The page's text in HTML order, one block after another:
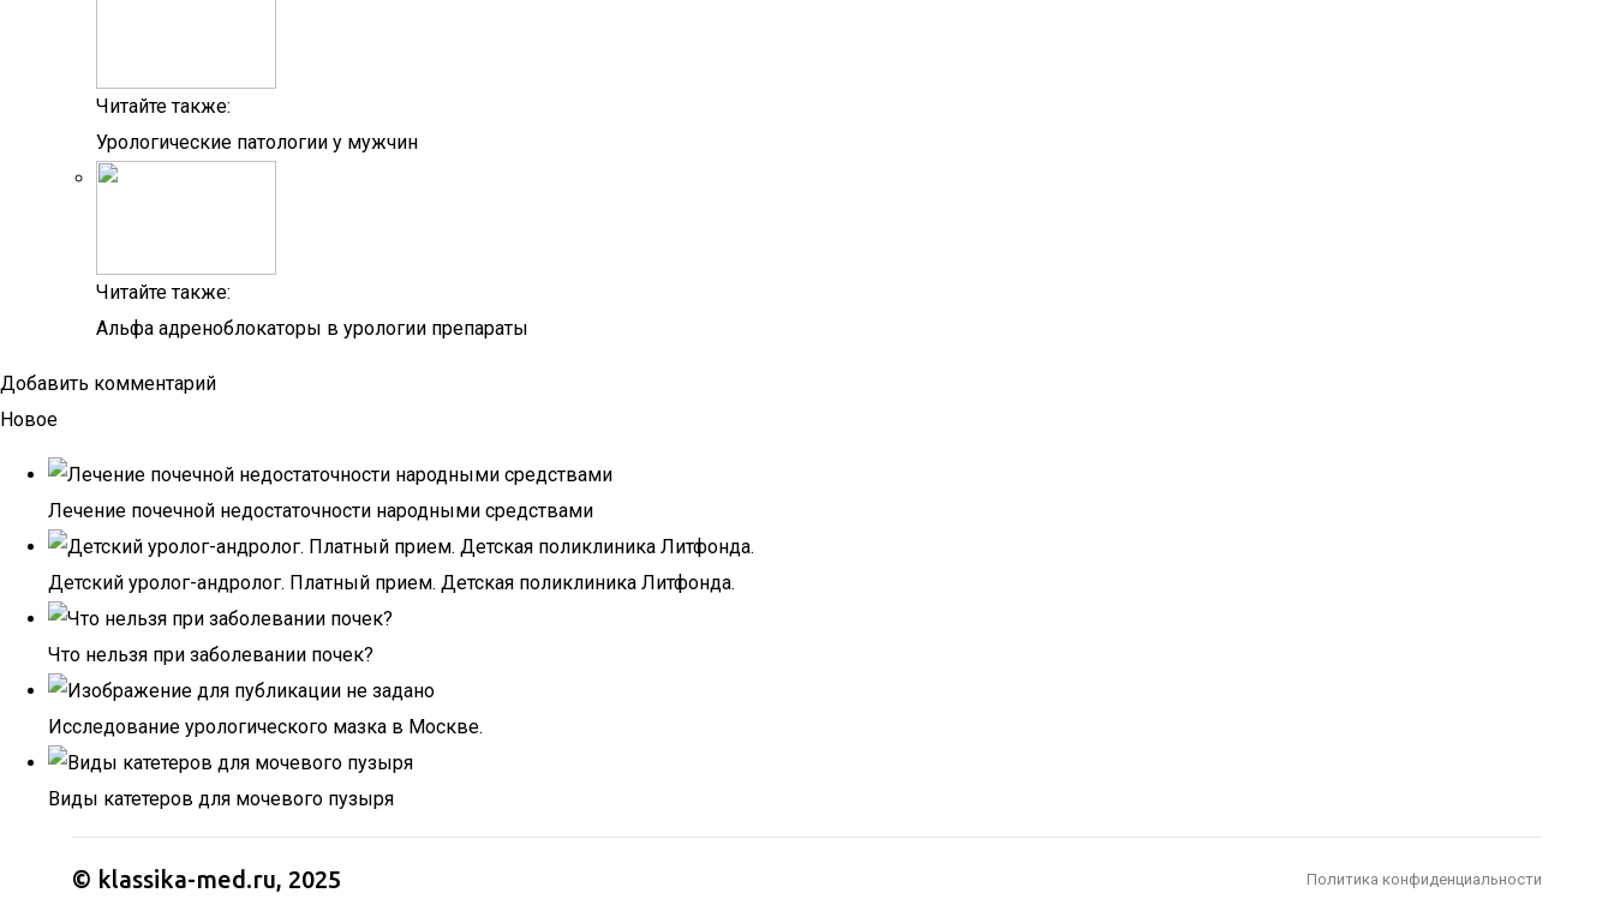
Читайте также:
Урологические патологии у мужчин
Читайте также:
Альфа адреноблокаторы в урологии препараты
Добавить комментарий
Новое
Лечение почечной недостаточности народными средствами
Детский уролог-андролог. Платный прием. Детская поликлиника Литфонда.
Что нельзя при заболевании почек?
Исследование урологического мазка в Москве.
Виды катетеров для мочевого пузыря
© klassika-med.ru, 2025 Политика конфиденциальности